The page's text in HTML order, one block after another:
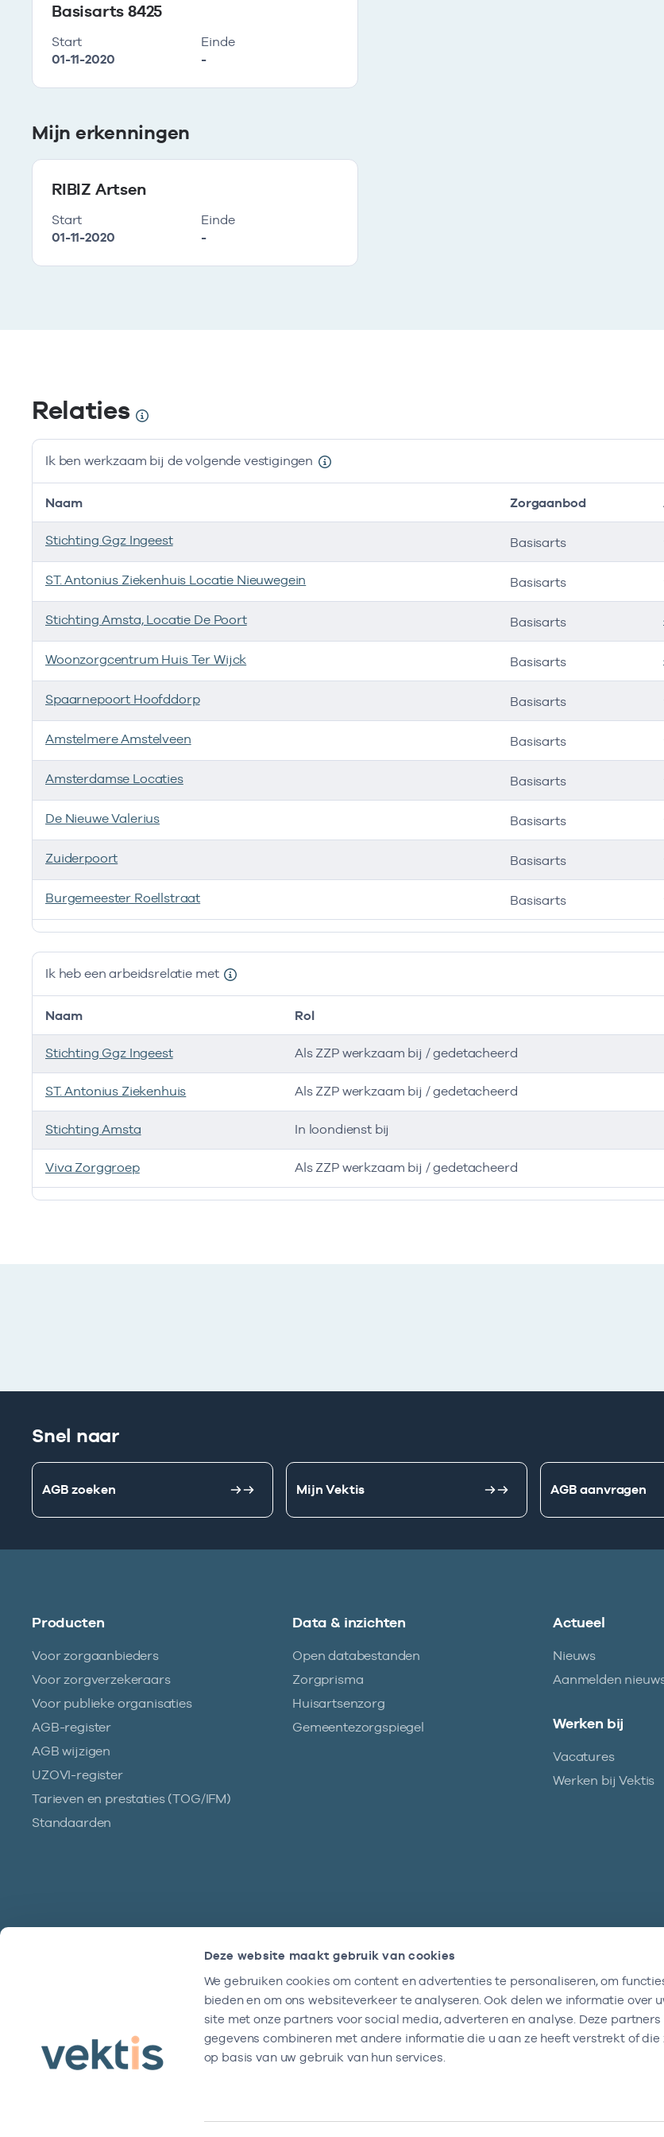
Deze website maakt gebruik van cookies
We gebruiken cookies om content en advertenties te personaliseren, om
bieden en om ons websiteverkeer te analyseren. Ook delen we informatie over
site met onze partners voor social media, adverteren en analyse. Deze partners
gegevens combineren met andere informatie die u aan ze heeft verstrekt of die
op basis van uw gebruik van hun services.
Basisarts 8425
Start
01-11-2020
Einde
-
Mijn erkenningen
RIBIZ Artsen
Start
01-11-2020
Einde
-
Relaties
Ik ben werkzaam bij de volgende vestigingen
Ik ben werkzaam bij de volgende vestigingen
Naam Zorgaanbod
Stichting Ggz Ingeest Basisarts
ST. Antonius Ziekenhuis Locatie Nieuwegein Basisarts
Stichting Amsta, Locatie De Poort Basisarts
Woonzorgcentrum Huis Ter Wijck Basisarts
Spaarnepoort Hoofddorp Basisarts
Amstelmere Amstelveen Basisarts
Amsterdamse Locaties Basisarts
De Nieuwe Valerius Basisarts
Zuiderpoort Basisarts
Burgemeester Roellstraat Basisarts
Ik heb een arbeidsrelatie met
Ik heb een arbeidsrelatie met
Naam Rol
Stichting Ggz Ingeest Als ZZP werkzaam bij / gedetacheerd
ST. Antonius Ziekenhuis Als ZZP werkzaam bij / gedetacheerd
Stichting Amsta In loondienst bij
Viva Zorggroep Als ZZP werkzaam bij / gedetacheerd
Snel naar
AGB zoeken Mijn Vektis AGB aanvragen
Producten
Voor zorgaanbieders
Voor zorgverzekeraars
Voor publieke organisaties
AGB-register
AGB wijzigen
UZOVI-register
Tarieven en prestaties (TOG/IFM)
Standaarden
Data & inzichten
Open databestanden
Zorgprisma
Huisartsenzorg
Gemeentezorgspiegel
Actueel
Nieuws
Aanmelden
Werken bij
Vacatures
Werken bij Vektis
We zijn doordeweeks bereikbaar tussen
Nieuwsbrief
Altijd op de hoogte blijven van al onze
nieuwtjes? Schrijf je nu in.